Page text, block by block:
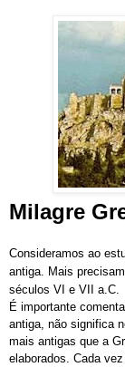
Milagre
Consideramos ao
antiga. Mais
séculos VI e VII a.C.
É importante
antiga, não significa
mais antigas que a
elaborados. Cada